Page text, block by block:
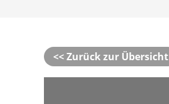
<< Zurück zur Übersicht